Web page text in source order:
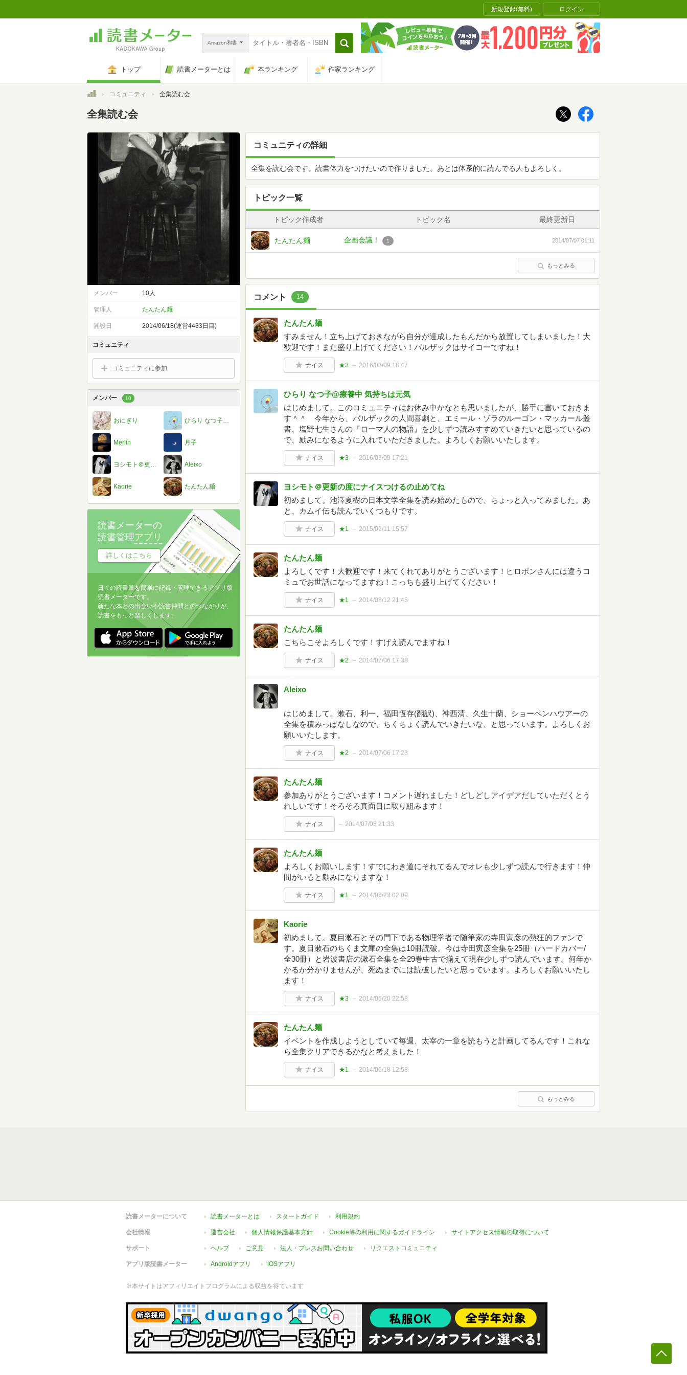
新規登録(無料) ログイン
Amazon和書
トップ 読書メーターとは 本ランキング 作家ランキング
トップコミュニティ 全集読む会
全集読む会
コミュニティの詳細
全集を読む会です。読書体力をつけたいので作りました。あとは体系的に読んでる人もよろしく。
トピック一覧
トピック作成者 トピック名 最終更新日
たんたん麺 企画会議！ 1 2014/07/07 01:11
もっとみる
コメント 14
たんたん麺
すみません！立ち上げておきながら自分が達成したもんだから放置してしまいました！大
歓迎です！また盛り上げてください！バルザックはサイコーですね！
ナイス ★3 2016/03/09 18:47
ひらり なつ子@療養中 気持ちは元気
はじめまして。このコミュニティはお休み中かなとも思いましたが、勝手に書いておきま
す＾＾ 今年から、バルザックの人間喜劇と、エミール・ゾラのルーゴン・マッカール叢
書、塩野七生さんの『ローマ人の物語』を少しずつ読みすすめていきたいと思っているの
で、励みになるように入れていただきました。よろしくお願いいたします。
ナイス ★3 2016/03/09 17:21
ヨシモト＠更新の度にナイスつけるの止めてね
初めまして。池澤夏樹の日本文学全集を読み始めたもので、ちょっと入ってみました。あ
と、カムイ伝も読んでいくつもりです。
ナイス ★1 2015/02/11 15:57
たんたん麺
よろしくです！大歓迎です！来てくれてありがとうございます！ヒロポンさんには違うコ
ミュでお世話になってますね！こっちも盛り上げてください！
ナイス ★1 2014/08/12 21:45
たんたん麺
こちらこそよろしくです！すげえ読んでますね！
ナイス ★2 2014/07/06 17:38
Aleixo
はじめまして。漱石、利一、福田恆存(翻訳)、神西清、久生十蘭、ショーペンハウアーの
全集を積みっぱなしなので、ちくちょく読んでいきたいな、と思っています。よろしくお
願いいたします。
ナイス ★2 2014/07/06 17:23
たんたん麺
参加ありがとうございます！コメント遅れました！どしどしアイデアだしていただくとう
れしいです！そろそろ真面目に取り組みます！
ナイス 2014/07/05 21:33
たんたん麺
よろしくお願いします！すでにわき道にそれてるんでオレも少しずつ読んで行きます！仲
間がいると励みになりますな！
ナイス ★1 2014/06/23 02:09
Kaorie
初めまして。夏目漱石とその門下である物理学者で随筆家の寺田寅彦の熱狂的ファンで
す。夏目漱石のちくま文庫の全集は10冊読破。今は寺田寅彦全集を25冊（ハードカバー/
全30冊）と岩波書店の漱石全集を全29巻中古で揃えて現在少しずつ読んでいます。何年か
かるか分かりませんが、死ぬまでには読破したいと思っています。よろしくお願いいたし
ます！
ナイス ★3 2014/06/20 22:58
たんたん麺
イベントを作成しようとしていて毎週、太宰の一章を読もうと計画してるんです！これな
ら全集クリアできるかなと考えました！
ナイス ★1 2014/06/18 12:58
もっとみる
メンバー 10人
管理人 たんたん麺
開設日 2014/06/18(運営4433日目)
コミュニティ
コミュニティに参加
メンバー 10
おにぎり ひらり なつ子@療養中 気持ちは元気
Merlin 月子
ヨシモト＠更新の度にナイスつけるの止めてね Aleixo
Kaorie たんたん麺
読書メーターの
読書管理アプリ
詳しくはこちら
日々の読書量を簡単に記録・管理できるアプリ版
読書メーターです。
新たな本との出会いや読書仲間とのつながりが、
読書をもっと楽しくします。
読書メーターについて 読書メーターとは スタートガイド 利用規約
会社情報 運営会社 個人情報保護基本方針 Cookie等の利用に関するガイドライン サイトアクセス情報の取得について
サポート ヘルプ ご意見 法人・プレスお問い合わせ リクエストコミュニティ
アプリ版読書メーター Androidアプリ iOSアプリ
※本サイトはアフィリエイトプログラムによる収益を得ています